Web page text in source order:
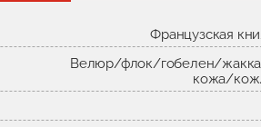
Французская
Велюр/флок/гобелен/
кожа/